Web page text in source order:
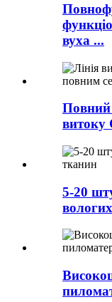
вуха ...
Повний
витоку
5-20